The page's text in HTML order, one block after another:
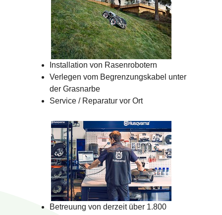
Installation von Rasenrobotern
Verlegen vom Begrenzungskabel unter
der Grasnarbe
Service / Reparatur vor Ort
Betreuung von derzeit über 1.800